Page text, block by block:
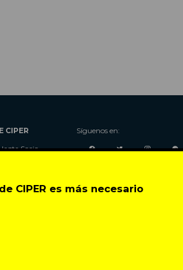
CIPER es más necesario
CIPER
Socio
Contacto
Síguenos en: